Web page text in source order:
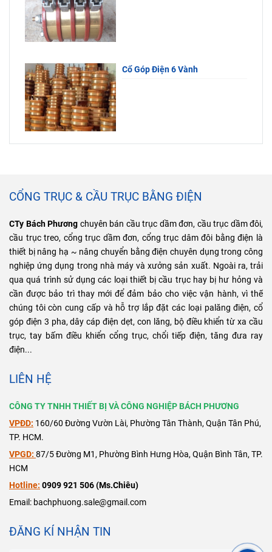
Cổ Góp Điện 6 Vành
CỔNG TRỤC & CẦU TRỤC BẰNG ĐIỆN
CTy Bách Phương chuyên bán cầu trục dầm đơn, cầu trục dầm đôi,
cầu trục treo, cổng trục dầm đơn, cổng trục dâm đôi bằng điện là
thiết bị nâng hạ ~ nâng chuyển bằng điện chuyên dụng trong công
nghiệp ứng dụng trong nhà máy và xưởng sản xuất. Ngoài ra, trải
qua quá trình sử dụng các loại thiết bị cầu trục hay bị hư hỏng và
cần được bảo trì thay mới để đảm bảo cho việc vận hành, vì thế
chúng tôi còn cung cấp và hỗ trợ lắp đặt các loại palăng điện, cổ
góp điện 3 pha, dây cáp điện dẹt, con lăng, bộ điều khiển từ xa cầu
trục, tay bấm điều khiển cổng trục, chổi tiếp điện, tăng đưa ray
điện...
LIÊN HỆ
CÔNG TY TNHH THIẾT BỊ VÀ CÔNG NGHIỆP BÁCH PHƯƠNG
VPĐD: 160/60 Đường Vườn Lài, Phường Tân Thành, Quận Tân Phú,
TP. HCM.
VPGD: 87/5 Đường M1, Phường Bình Hưng Hòa, Quận Bình Tân, TP.
HCM
Hotline: 0909 921 506 (Ms.Chiêu)
Email: bachphuong.sale@gmail.com
ĐĂNG KÍ NHẬN TIN